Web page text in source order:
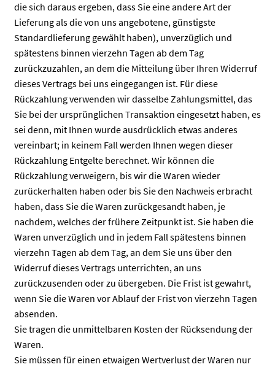
die sich daraus ergeben, dass Sie eine andere Art der
Lieferung als die von uns angebotene, günstigste
Standardlieferung gewählt haben), unverzüglich und
spätestens binnen vierzehn Tagen ab dem Tag
zurückzuzahlen, an dem die Mitteilung über Ihren Widerruf
dieses Vertrags bei uns eingegangen ist. Für diese
Rückzahlung verwenden wir dasselbe Zahlungsmittel, das
Sie bei der ursprünglichen Transaktion eingesetzt haben, es
sei denn, mit Ihnen wurde ausdrücklich etwas anderes
vereinbart; in keinem Fall werden Ihnen wegen dieser
Rückzahlung Entgelte berechnet. Wir können die
Rückzahlung verweigern, bis wir die Waren wieder
zurückerhalten haben oder bis Sie den Nachweis erbracht
haben, dass Sie die Waren zurückgesandt haben, je
nachdem, welches der frühere Zeitpunkt ist. Sie haben die
Waren unverzüglich und in jedem Fall spätestens binnen
vierzehn Tagen ab dem Tag, an dem Sie uns über den
Widerruf dieses Vertrags unterrichten, an uns
zurückzusenden oder zu übergeben. Die Frist ist gewahrt,
wenn Sie die Waren vor Ablauf der Frist von vierzehn Tagen
absenden.
Sie tragen die unmittelbaren Kosten der Rücksendung der
Waren.
Sie müssen für einen etwaigen Wertverlust der Waren nur